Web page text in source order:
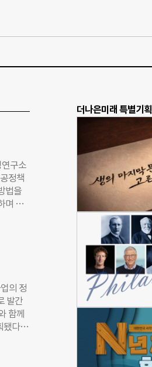
구소
정책
법을
며 쌓
공
다룰
원센터
진행
도공
면 된
이 정
의 정
발간
함께
됐다.
더나은미래 특별기획